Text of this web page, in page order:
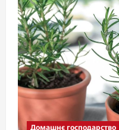
Домашнє господарство